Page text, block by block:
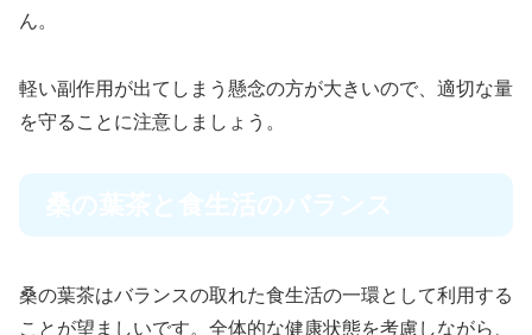
ん。
軽い副作用が出てしまう懸念の方が大きいので、適切な量
を守ることに注意しましょう。
桑の葉茶はバランスの取れた食生活の一環として利用する
ことが望ましいです。全体的な健康状態を考慮しながら、